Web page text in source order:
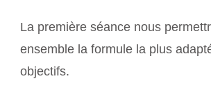
La première séance nous
ensemble la formule la plus
objectifs.